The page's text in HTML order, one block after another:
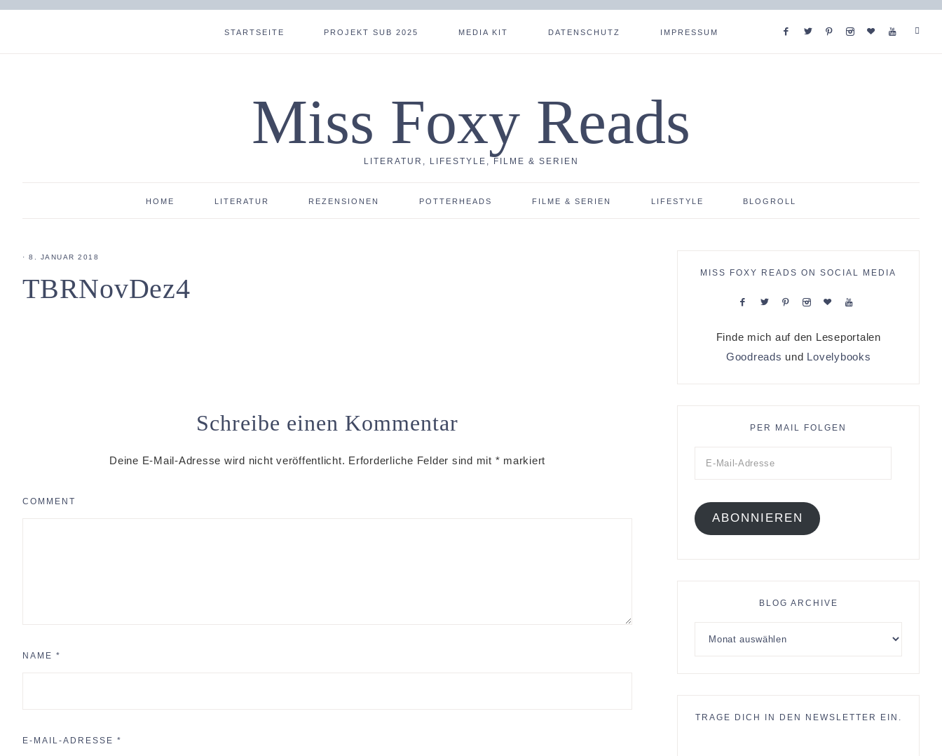
STARTSEITE PROJEKT SUB 2025 MEDIA KIT DATENSCHUTZ IMPRESSUM
Miss Foxy Reads
LITERATUR, LIFESTYLE, FILME & SERIEN
HOME LITERATUR REZENSIONEN POTTERHEADS FILME & SERIEN LIFESTYLE BLOGROLL
· 8. JANUAR 2018
TBRNovDez4
Schreibe einen Kommentar
Deine E-Mail-Adresse wird nicht veröffentlicht. Erforderliche Felder sind mit * markiert
COMMENT
NAME *
E-MAIL-ADRESSE *
MISS FOXY READS ON SOCIAL MEDIA
Finde mich auf den Leseportalen
Goodreads und Lovelybooks
PER MAIL FOLGEN
ABONNIEREN
BLOG ARCHIVE
TRAGE DICH IN DEN NEWSLETTER EIN.